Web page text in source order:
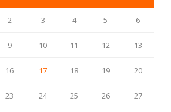
2 3 4 5 6
9 10 11 12 13
16 17 18 19 20
23 24 25 26 27